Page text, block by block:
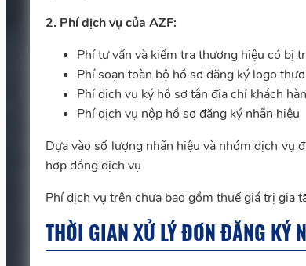
2. Phí dịch vụ của AZF:
Phí tư vấn và kiểm tra thương hiệu có bị
Phí soạn toàn bộ hồ sơ đăng ký logo
Phí dịch vụ ký hồ sơ tận địa chỉ khách
Phí dịch vụ nộp hồ sơ đăng ký nhãn hiệu
Dựa vào số lượng nhãn hiệu và nhóm dịch vụ
hợp đồng dịch vụ
Phí dịch vụ trên chưa bao gồm thuế giá trị gia
THỜI GIAN XỬ LÝ ĐƠN ĐĂNG KÝ